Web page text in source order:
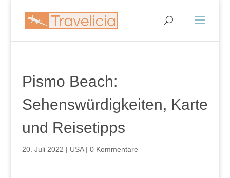
Pismo Beach:
Sehenswürdigkeiten, Karte
und Reisetipps
20. Juli 2022 | USA| 0 Kommentare